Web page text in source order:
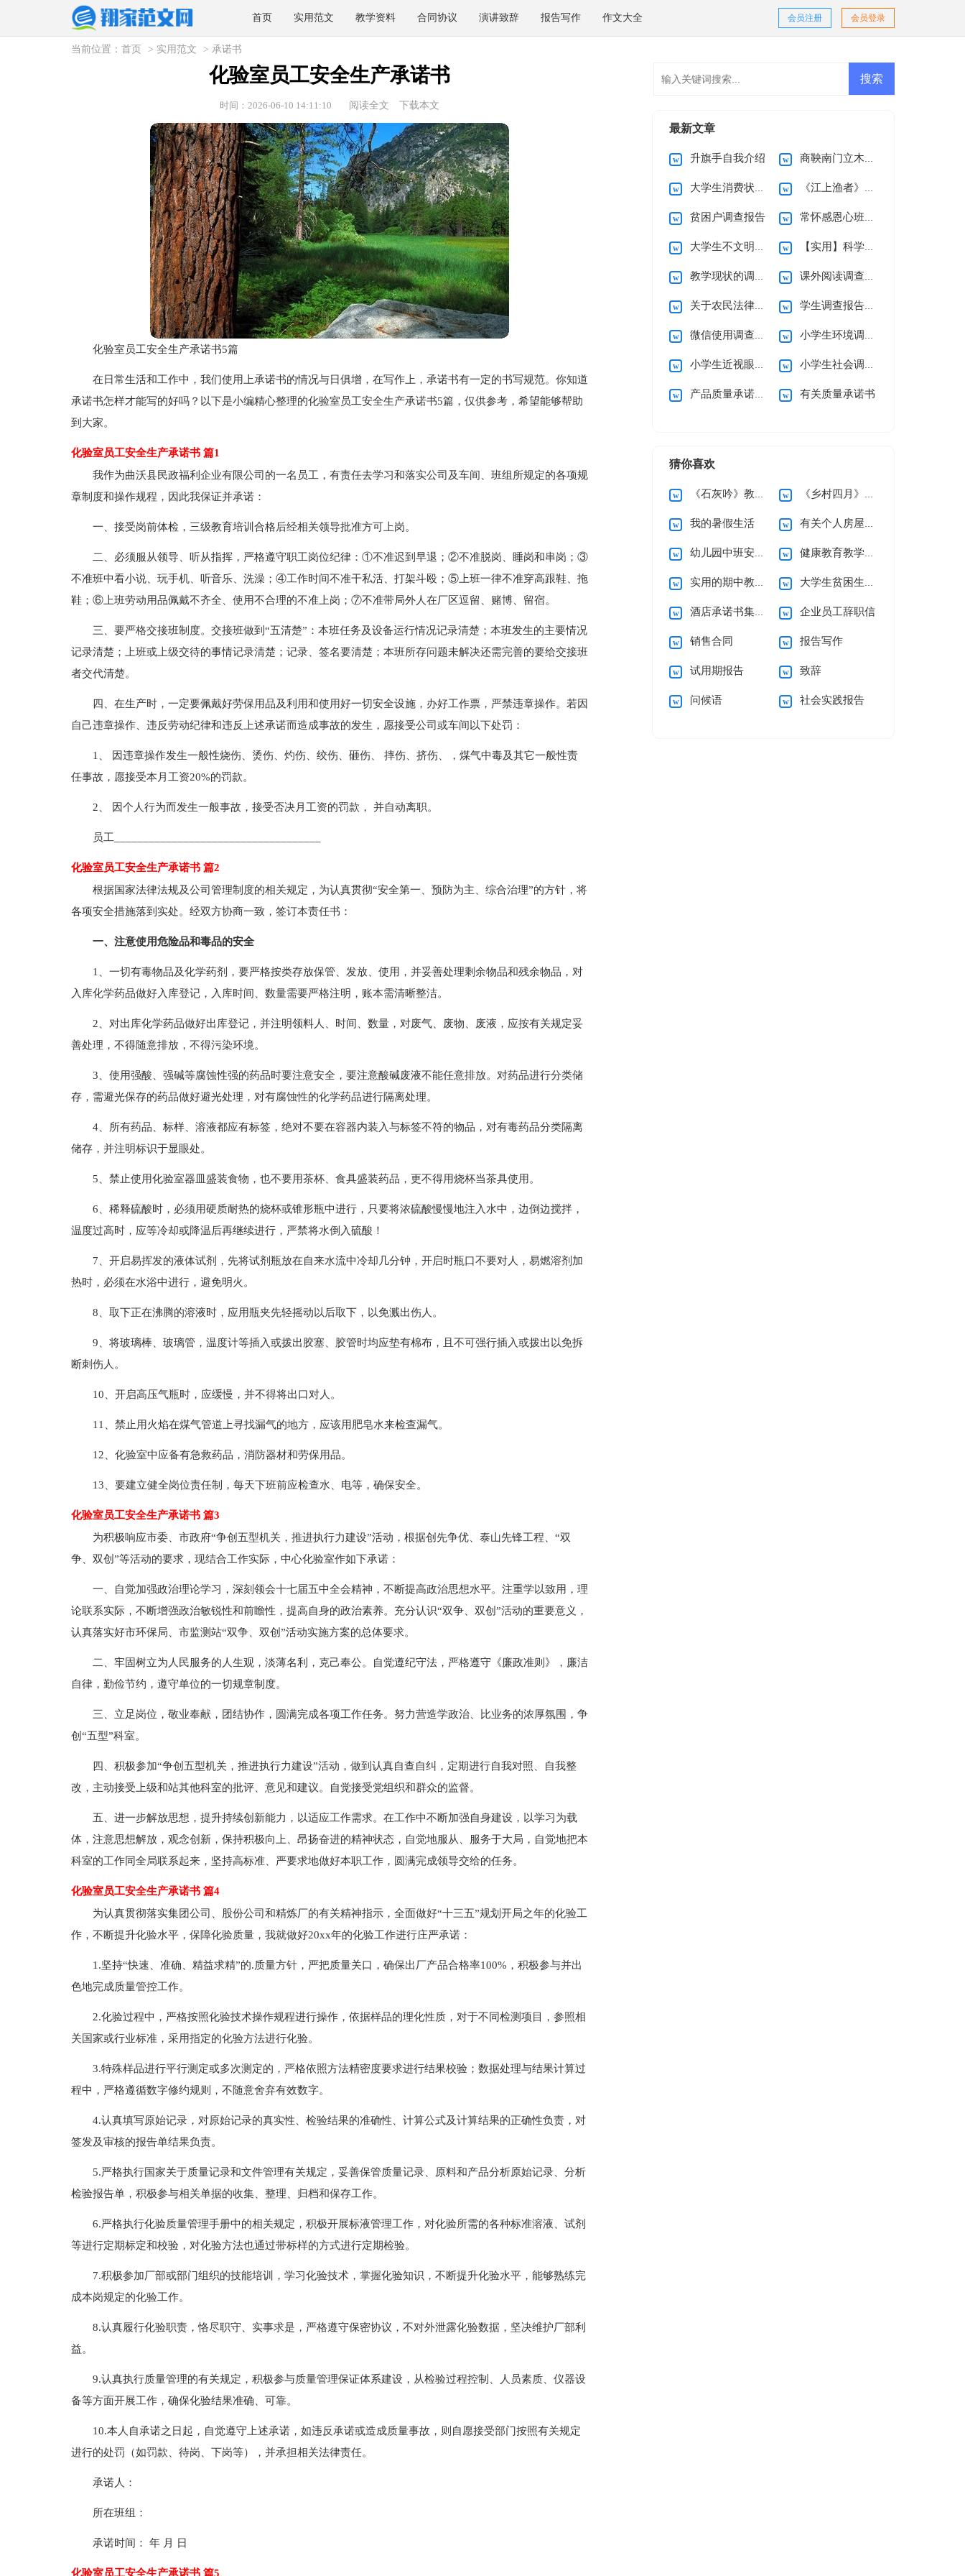
首页 实用范文 教学资料 合同协议 演讲致辞 报告写作 作文大全 会员登录
会员注册
当前位置： 首页 > 实用范文 > 承诺书
化验室员工安全生产承诺书
时间：2026-06-10 14:11:10 阅读全文 下载本文
化验室员工安全生产承诺书5篇
在日常生活和工作中，我们使用上承诺书的情况与日俱增，在写作上，承诺书有一定的书写规范。你知道
承诺书怎样才能写的好吗？以下是小编精心整理的化验室员工安全生产承诺书5篇，仅供参考，希望能够帮助
到大家。
化验室员工安全生产承诺书 篇1
我作为曲沃县民政福利企业有限公司的一名员工，有责任去学习和落实公司及车间、班组所规定的各项规
章制度和操作规程，因此我保证并承诺：
一、接受岗前体检，三级教育培训合格后经相关领导批准方可上岗。
二、必须服从领导、听从指挥，严格遵守职工岗位纪律：①不准迟到早退；②不准脱岗、睡岗和串岗；③
不准班中看小说、玩手机、听音乐、洗澡；④工作时间不准干私活、打架斗殴；⑤上班一律不准穿高跟鞋、拖
鞋；⑥上班劳动用品佩戴不齐全、使用不合理的不准上岗；⑦不准带局外人在厂区逗留、赌博、留宿。
三、要严格交接班制度。交接班做到“五清楚”：本班任务及设备运行情况记录清楚；本班发生的主要情况
记录清楚；上班或上级交待的事情记录清楚；记录、签名要清楚；本班所存问题未解决还需完善的要给交接班
者交代清楚。
四、在生产时，一定要佩戴好劳保用品及利用和使用好一切安全设施，办好工作票，严禁违章操作。若因
自己违章操作、违反劳动纪律和违反上述承诺而造成事故的发生，愿接受公司或车间以下处罚：
1、 因违章操作发生一般性烧伤、烫伤、灼伤、绞伤、砸伤、 摔伤、挤伤、，煤气中毒及其它一般性责
任事故，愿接受本月工资20%的罚款。
2、 因个人行为而发生一般事故，接受否决月工资的罚款， 并自动离职。
员工____________________________________
化验室员工安全生产承诺书 篇2
根据国家法律法规及公司管理制度的相关规定，为认真贯彻“安全第一、预防为主、综合治理”的方针，将
各项安全措施落到实处。经双方协商一致，签订本责任书：
一、注意使用危险品和毒品的安全
1、一切有毒物品及化学药剂，要严格按类存放保管、发放、使用，并妥善处理剩余物品和残余物品，对
入库化学药品做好入库登记，入库时间、数量需要严格注明，账本需清晰整洁。
2、对出库化学药品做好出库登记，并注明领料人、时间、数量，对废气、废物、废液，应按有关规定妥
善处理，不得随意排放，不得污染环境。
3、使用强酸、强碱等腐蚀性强的药品时要注意安全，要注意酸碱废液不能任意排放。对药品进行分类储
存，需避光保存的药品做好避光处理，对有腐蚀性的化学药品进行隔离处理。
4、所有药品、标样、溶液都应有标签，绝对不要在容器内装入与标签不符的物品，对有毒药品分类隔离
储存，并注明标识于显眼处。
5、禁止使用化验室器皿盛装食物，也不要用茶杯、食具盛装药品，更不得用烧杯当茶具使用。
6、稀释硫酸时，必须用硬质耐热的烧杯或锥形瓶中进行，只要将浓硫酸慢慢地注入水中，边倒边搅拌，
温度过高时，应等冷却或降温后再继续进行，严禁将水倒入硫酸！
7、开启易挥发的液体试剂，先将试剂瓶放在自来水流中冷却几分钟，开启时瓶口不要对人，易燃溶剂加
热时，必须在水浴中进行，避免明火。
8、取下正在沸腾的溶液时，应用瓶夹先轻摇动以后取下，以免溅出伤人。
9、将玻璃棒、玻璃管，温度计等插入或拨出胶塞、胶管时均应垫有棉布，且不可强行插入或拨出以免拆
断刺伤人。
10、开启高压气瓶时，应缓慢，并不得将出口对人。
11、禁止用火焰在煤气管道上寻找漏气的地方，应该用肥皂水来检查漏气。
12、化验室中应备有急救药品，消防器材和劳保用品。
13、要建立健全岗位责任制，每天下班前应检查水、电等，确保安全。
化验室员工安全生产承诺书 篇3
为积极响应市委、市政府“争创五型机关，推进执行力建设”活动，根据创先争优、泰山先锋工程、“双
争、双创”等活动的要求，现结合工作实际，中心化验室作如下承诺：
一、自觉加强政治理论学习，深刻领会十七届五中全会精神，不断提高政治思想水平。注重学以致用，理
论联系实际，不断增强政治敏锐性和前瞻性，提高自身的政治素养。充分认识“双争、双创”活动的重要意义，
认真落实好市环保局、市监测站“双争、双创”活动实施方案的总体要求。
二、牢固树立为人民服务的人生观，淡薄名利，克己奉公。自觉遵纪守法，严格遵守《廉政准则》，廉洁
自律，勤俭节约，遵守单位的一切规章制度。
三、立足岗位，敬业奉献，团结协作，圆满完成各项工作任务。努力营造学政治、比业务的浓厚氛围，争
创“五型”科室。
四、积极参加“争创五型机关，推进执行力建设”活动，做到认真自查自纠，定期进行自我对照、自我整
改，主动接受上级和站其他科室的批评、意见和建议。自觉接受党组织和群众的监督。
五、进一步解放思想，提升持续创新能力，以适应工作需求。在工作中不断加强自身建设，以学习为载
体，注意思想解放，观念创新，保持积极向上、昂扬奋进的精神状态，自觉地服从、服务于大局，自觉地把本
科室的工作同全局联系起来，坚持高标准、严要求地做好本职工作，圆满完成领导交给的任务。
化验室员工安全生产承诺书 篇4
为认真贯彻落实集团公司、股份公司和精炼厂的有关精神指示，全面做好“十三五”规划开局之年的化验工
作，不断提升化验水平，保障化验质量，我就做好20xx年的化验工作进行庄严承诺：
1.坚持“快速、准确、精益求精”的.质量方针，严把质量关口，确保出厂产品合格率100%，积极参与并出
色地完成质量管控工作。
2.化验过程中，严格按照化验技术操作规程进行操作，依据样品的理化性质，对于不同检测项目，参照相
关国家或行业标准，采用指定的化验方法进行化验。
3.特殊样品进行平行测定或多次测定的，严格依照方法精密度要求进行结果校验；数据处理与结果计算过
程中，严格遵循数字修约规则，不随意舍弃有效数字。
4.认真填写原始记录，对原始记录的真实性、检验结果的准确性、计算公式及计算结果的正确性负责，对
签发及审核的报告单结果负责。
5.严格执行国家关于质量记录和文件管理有关规定，妥善保管质量记录、原料和产品分析原始记录、分析
检验报告单，积极参与相关单据的收集、整理、归档和保存工作。
6.严格执行化验质量管理手册中的相关规定，积极开展标液管理工作，对化验所需的各种标准溶液、试剂
等进行定期标定和校验，对化验方法也通过带标样的方式进行定期检验。
7.积极参加厂部或部门组织的技能培训，学习化验技术，掌握化验知识，不断提升化验水平，能够熟练完
成本岗规定的化验工作。
8.认真履行化验职责，恪尽职守、实事求是，严格遵守保密协议，不对外泄露化验数据，坚决维护厂部利
益。
9.认真执行质量管理的有关规定，积极参与质量管理保证体系建设，从检验过程控制、人员素质、仪器设
备等方面开展工作，确保化验结果准确、可靠。
10.本人自承诺之日起，自觉遵守上述承诺，如违反承诺或造成质量事故，则自愿接受部门按照有关规定
进行的处罚（如罚款、待岗、下岗等），并承担相关法律责任。
承诺人：
所在班组：
承诺时间： 年 月 日
化验室员工安全生产承诺书 篇5
最新文章
升旗手自我介绍 商鞅南门立木教案
大学生消费状况调查报告15篇 《江上渔者》教案
贫困户调查报告 常怀感恩心班会教案模板（通用26篇）
大学生不文明现象调查报告 【实用】科学活动教案模板九篇
教学现状的调查报告 课外阅读调查报告
关于农民法律意识的调查报告 学生调查报告集合15篇
微信使用调查报告 小学生环境调查报告(15篇)
小学生近视眼调查报告10篇 小学生社会调查报告
产品质量承诺书15篇 有关质量承诺书
猜你喜欢
《石灰吟》教案5篇 《乡村四月》说课稿
我的暑假生活 有关个人房屋租赁合同范文10篇
幼儿园中班安全工作计划 健康教育教学计划
实用的期中教学总结3篇 大学生贫困生助学金申请书
酒店承诺书集锦六篇 企业员工辞职信
销售合同 报告写作
试用期报告 致辞
问候语 社会实践报告